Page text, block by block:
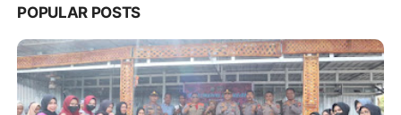
POPULAR POSTS